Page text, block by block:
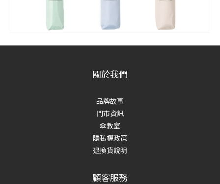
關於我們
品牌故事
門市資訊
傘教室
隱私權政策
退換貨說明
顧客服務